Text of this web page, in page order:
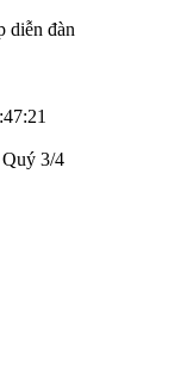
diễn đàn
3/4